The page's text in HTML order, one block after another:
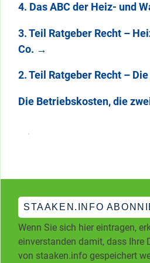
4. Das ABC der Heiz- und
3. Teil Ratgeber Recht –
Co. →
2. Teil Ratgeber Recht –
Die Betriebskosten, die
STAAKEN.INFO
Wenn Sie sich hier eintragen,
einverstanden damit, dass Ihre
von staaken.info gespeichert